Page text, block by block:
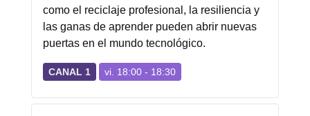
como el reciclaje profesional, la resiliencia y
las ganas de aprender pueden abrir nuevas
puertas en el mundo tecnológico.
CANAL 1 vi. 18:00 - 18:30